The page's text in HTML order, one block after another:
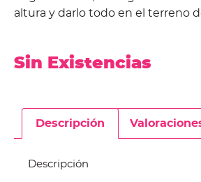
altura y darlo todo en el terreno
Sin Existencias
Descripción
Descripción